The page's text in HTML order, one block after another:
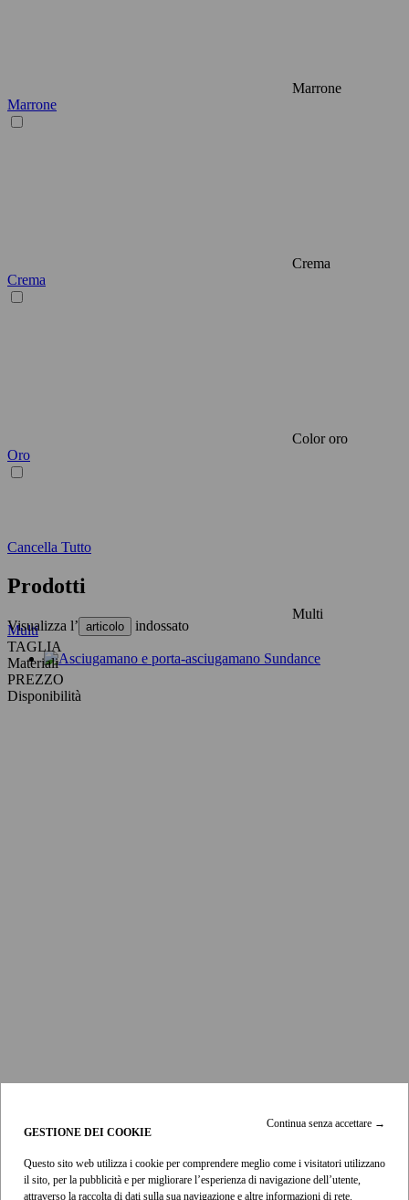
Continua senza accettare →
GESTIONE DEI COOKIE
Questo sito web utilizza i cookie per comprendere meglio come i visitatori utilizzano
il sito, per la pubblicità e per migliorare l’esperienza di navigazione dell’utente,
attraverso la raccolta di dati sulla sua navigazione e altre informazioni di rete.
Marrone
Marrone
Crema
Crema
Color oro
Oro
Multi
Multi
TAGLIA
Materiali
PREZZO
Disponibilità
Cancella Tutto
Prodotti
Visualizza l’ articolo indossato
Asciugamano e borsa da spiaggia
Sundance- multi
450 €